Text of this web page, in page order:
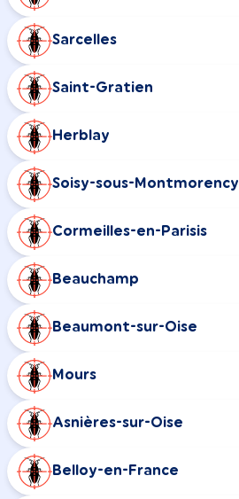
Sarcelles
Saint-Gratien
Herblay
Soisy-sous-Montmorency
Cormeilles-en-Parisis
Beauchamp
Beaumont-sur-Oise
Mours
Asnières-sur-Oise
Belloy-en-France